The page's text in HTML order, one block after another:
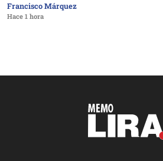
Francisco Márquez
Hace 1 hora